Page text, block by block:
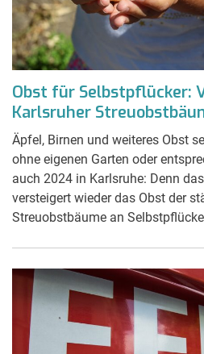
Obst für Selbstpflücker:
Karlsruher
Äpfel, Birnen und weiteres Obst
ohne eigenen Garten oder
auch 2024 in Karlsruhe: Denn
versteigert wieder das Obst der
Streuobstbäume an